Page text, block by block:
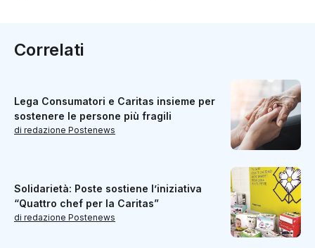
Correlati
Lega Consumatori e Caritas insieme per
sostenere le persone più fragili
di redazione Postenews
Solidarietà: Poste sostiene l’iniziativa
“Quattro chef per la Caritas”
di redazione Postenews